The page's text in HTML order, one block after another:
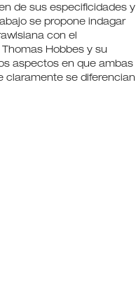
de sus especificidades y
se propone indagar
con el
Hobbes y su
aspectos en que ambas
claramente se diferencian